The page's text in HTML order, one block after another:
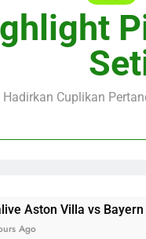
Jalalive Aston Villa vs
Jalalive Streaming
KuPS vs U Craiova
Cuplikan
Bayern Club Friendly